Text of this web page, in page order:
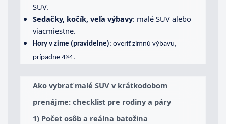
SUV.
Sedačky, kočík, veľa výbavy: malé SUV alebo
viacmiestne.
Hory v zime (pravidelne): overiť zimnú výbavu,
prípadne 4×4.
Ako vybrať malé SUV v krátkodobom
prenájme: checklist pre rodiny a páry
1) Počet osôb a reálna batožina